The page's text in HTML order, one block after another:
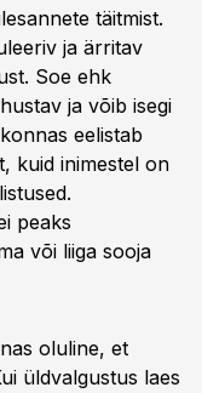
täitmist.
ja ärritav
Soe ehk
ja võib isegi
eelistab
kuid inimestel on
peaks
või liiga sooja
oluline, et
üldvalgustus laes